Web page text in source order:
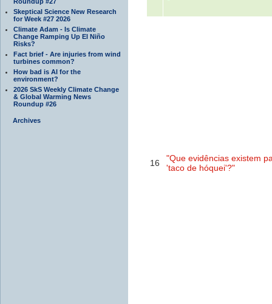
Skeptical Science New Research
for Week #27 2026
Climate Adam - Is Climate
Change Ramping Up El Niño
Risks?
Fact brief - Are injuries from wind
turbines common?
How bad is AI for the
environment?
2026 SkS Weekly Climate Change
& Global Warming News
Roundup #26
Archives
16
"Que evidências existem
'taco de hóquei'?"